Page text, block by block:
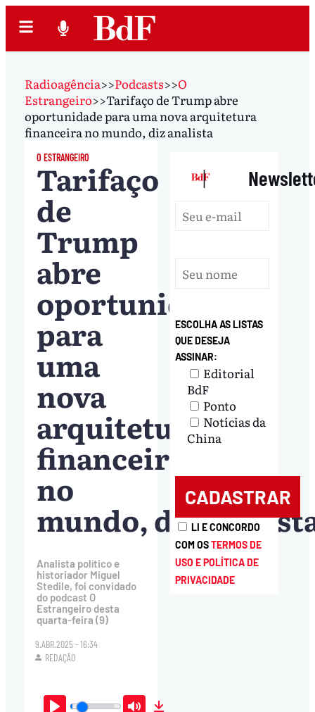
Radioagência>>Podcasts>>O
Estrangeiro>>Tarifaço de Trump abre
oportunidade para uma nova arquitetura
financeira no mundo, diz analista
O ESTRANGEIRO
Tarifaço
de
Trump
abre
oportunidade
para
uma
nova
arquitetura
financeira
no
mundo, diz
Analista político e
historiador Miguel
Stedile, foi convidado
do podcast O
Estrangeiro desta
quarta-feira (9)
9.ABR.2025 - 16:34
REDAÇÃO
|
ESCOLHA AS LISTAS
QUE DESEJA
ASSINAR:
Editorial
BdF
Ponto
Notícias da
China
LI E CONCORDO
COM OSTERMOS DE
USO E POLÍTICA DE
PRIVACIDADE